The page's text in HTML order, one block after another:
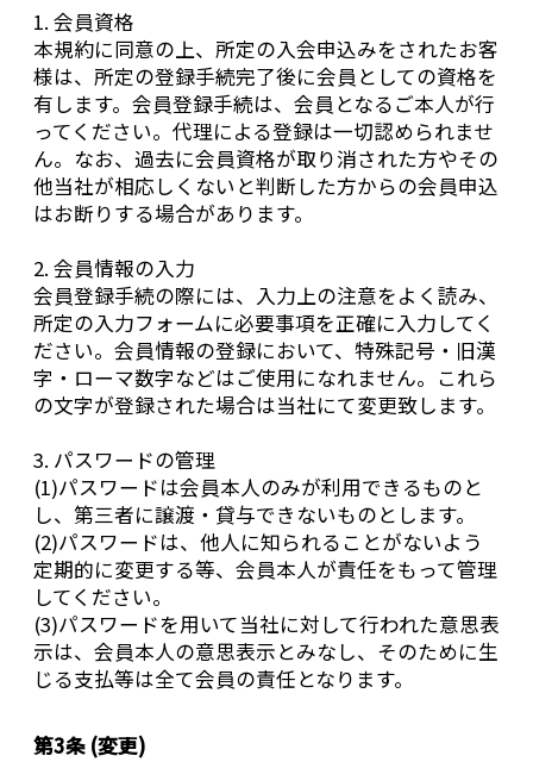
1. 会員資格
本規約に同意の上、所定の入会申込みをされたお客
様は、所定の登録手続完了後に会員としての資格を
有します。会員登録手続は、会員となるご本人が行
ってください。代理による登録は一切認められませ
ん。なお、過去に会員資格が取り消された方やその
他当社が相応しくないと判断した方からの会員申込
はお断りする場合があります。
2. 会員情報の入力
会員登録手続の際には、入力上の注意をよく読み、
所定の入力フォームに必要事項を正確に入力してく
ださい。会員情報の登録において、特殊記号・旧漢
字・ローマ数字などはご使用になれません。これら
の文字が登録された場合は当社にて変更致します。
3. パスワードの管理
(1)パスワードは会員本人のみが利用できるものと
し、第三者に譲渡・貸与できないものとします。
(2)パスワードは、他人に知られることがないよう
定期的に変更する等、会員本人が責任をもって管理
してください。
(3)パスワードを用いて当社に対して行われた意思表
示は、会員本人の意思表示とみなし、そのために生
じる支払等は全て会員の責任となります。
第3条 (変更)